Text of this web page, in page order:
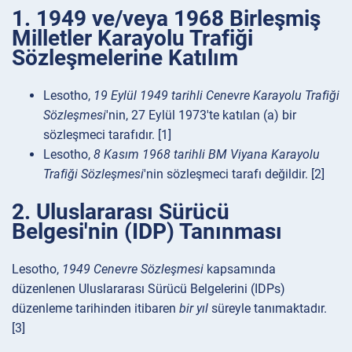
1. 1949 ve/veya 1968 Birleşmiş
Milletler Karayolu Trafiği
Sözleşmelerine Katılım
Lesotho, 19 Eylül 1949 tarihli Cenevre Karayolu Trafiği
Sözleşmesi'nin, 27 Eylül 1973'te katılan (a) bir
sözleşmeci tarafıdır. [1]
Lesotho, 8 Kasım 1968 tarihli BM Viyana Karayolu
Trafiği Sözleşmesi'nin sözleşmeci tarafı değildir. [2]
2. Uluslararası Sürücü
Belgesi'nin (IDP) Tanınması
Lesotho, 1949 Cenevre Sözleşmesi kapsamında
düzenlenen Uluslararası Sürücü Belgelerini (IDPs)
düzenleme tarihinden itibaren bir yıl süreyle tanımaktadır.
[3]